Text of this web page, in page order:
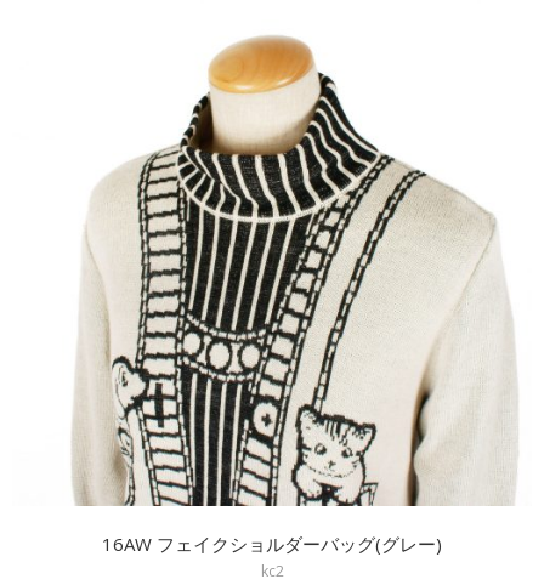
16AW フェイクショルダーバッグ(グレー)
kc2